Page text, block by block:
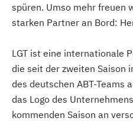
spüren. Umso mehr freuen
starken Partner an Bord:
LGT ist eine internationale
die seit der zweiten Saison
des deutschen ABT-Teams
das Logo des
kommenden Saison an